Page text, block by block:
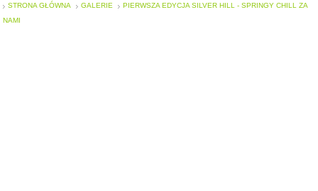
STRONA GŁÓWNA GALERIE
PIERWSZA EDYCJA SILVER HILL - SPRINGY CHILL ZA
NAMI